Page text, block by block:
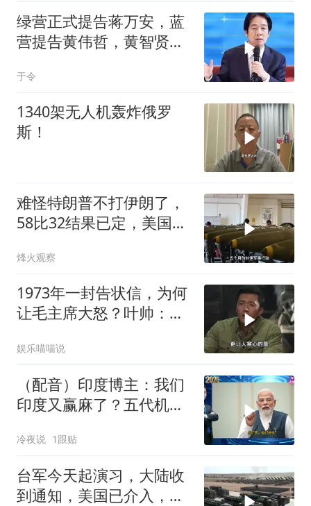
绿营正式提告蒋万安，蓝
营提告黄伟哲，黄智贤不
于令
1340架无人机轰炸俄罗
斯！
难怪特朗普不打伊朗了，
58比32结果已定，美国专
烽火观察
1973年一封告状信，为何
让毛主席大怒？叶帅：杀
娱乐喵喵说
（配音）印度博主：我们
印度又赢麻了？五代机还
贴上了，欧洲还排着队求
合作
冷夜说 1跟贴
台军今天起演习，大陆收
到通知，美国已介入，日